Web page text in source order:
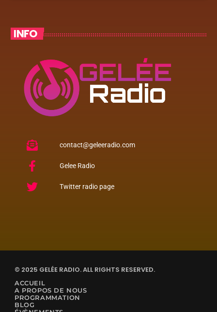
INFO
contact@geleeradio.com
Gelee Radio
Twitter radio page
© 2025 GELÉE RADIO. ALL RIGHTS RESERVED.
ACCUEIL
A PROPOS DE NOUS
PROGRAMMATION
BLOG